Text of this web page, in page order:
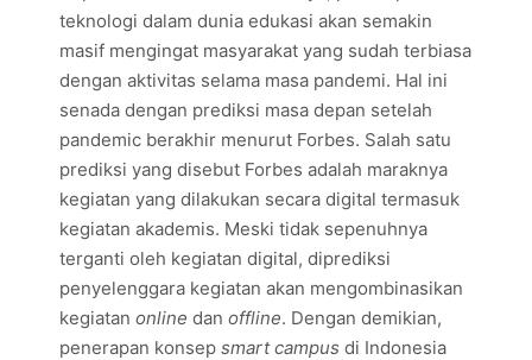
teknologi dalam dunia edukasi akan semakin
masif mengingat masyarakat yang sudah terbiasa
dengan aktivitas selama masa pandemi. Hal ini
senada dengan prediksi masa depan setelah
pandemic berakhir menurut Forbes. Salah satu
prediksi yang disebut Forbes adalah maraknya
kegiatan yang dilakukan secara digital termasuk
kegiatan akademis. Meski tidak sepenuhnya
terganti oleh kegiatan digital, diprediksi
penyelenggara kegiatan akan mengombinasikan
kegiatan online dan offline. Dengan demikian,
penerapan konsep smart campus di Indonesia